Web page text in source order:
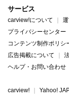
サービス
carview!について
プライバシーセンター
コンテンツ制作ポリシ
広告掲載について
ヘルプ・お問い合わせ
carview! Yahoo!